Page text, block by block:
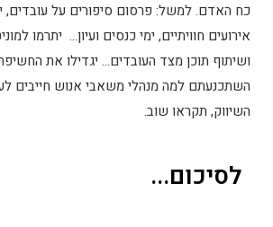
כח האדם. למשל: פרסום סיפורים על עובדים,
אירועים חוויתיים, ימי כנסים ועיון… יתרמו
ושיתוף תוכן מצד העובדים… יגדילו את
השתכנעתם למה מנהלי משאבי אנוש חייבים
השיווק, תקראו שוב.
לסיכום...